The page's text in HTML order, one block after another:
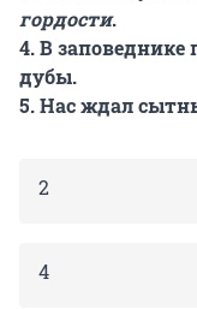
гордости.
4. В заповеднике
дубы.
5. Нас ждал
2
4